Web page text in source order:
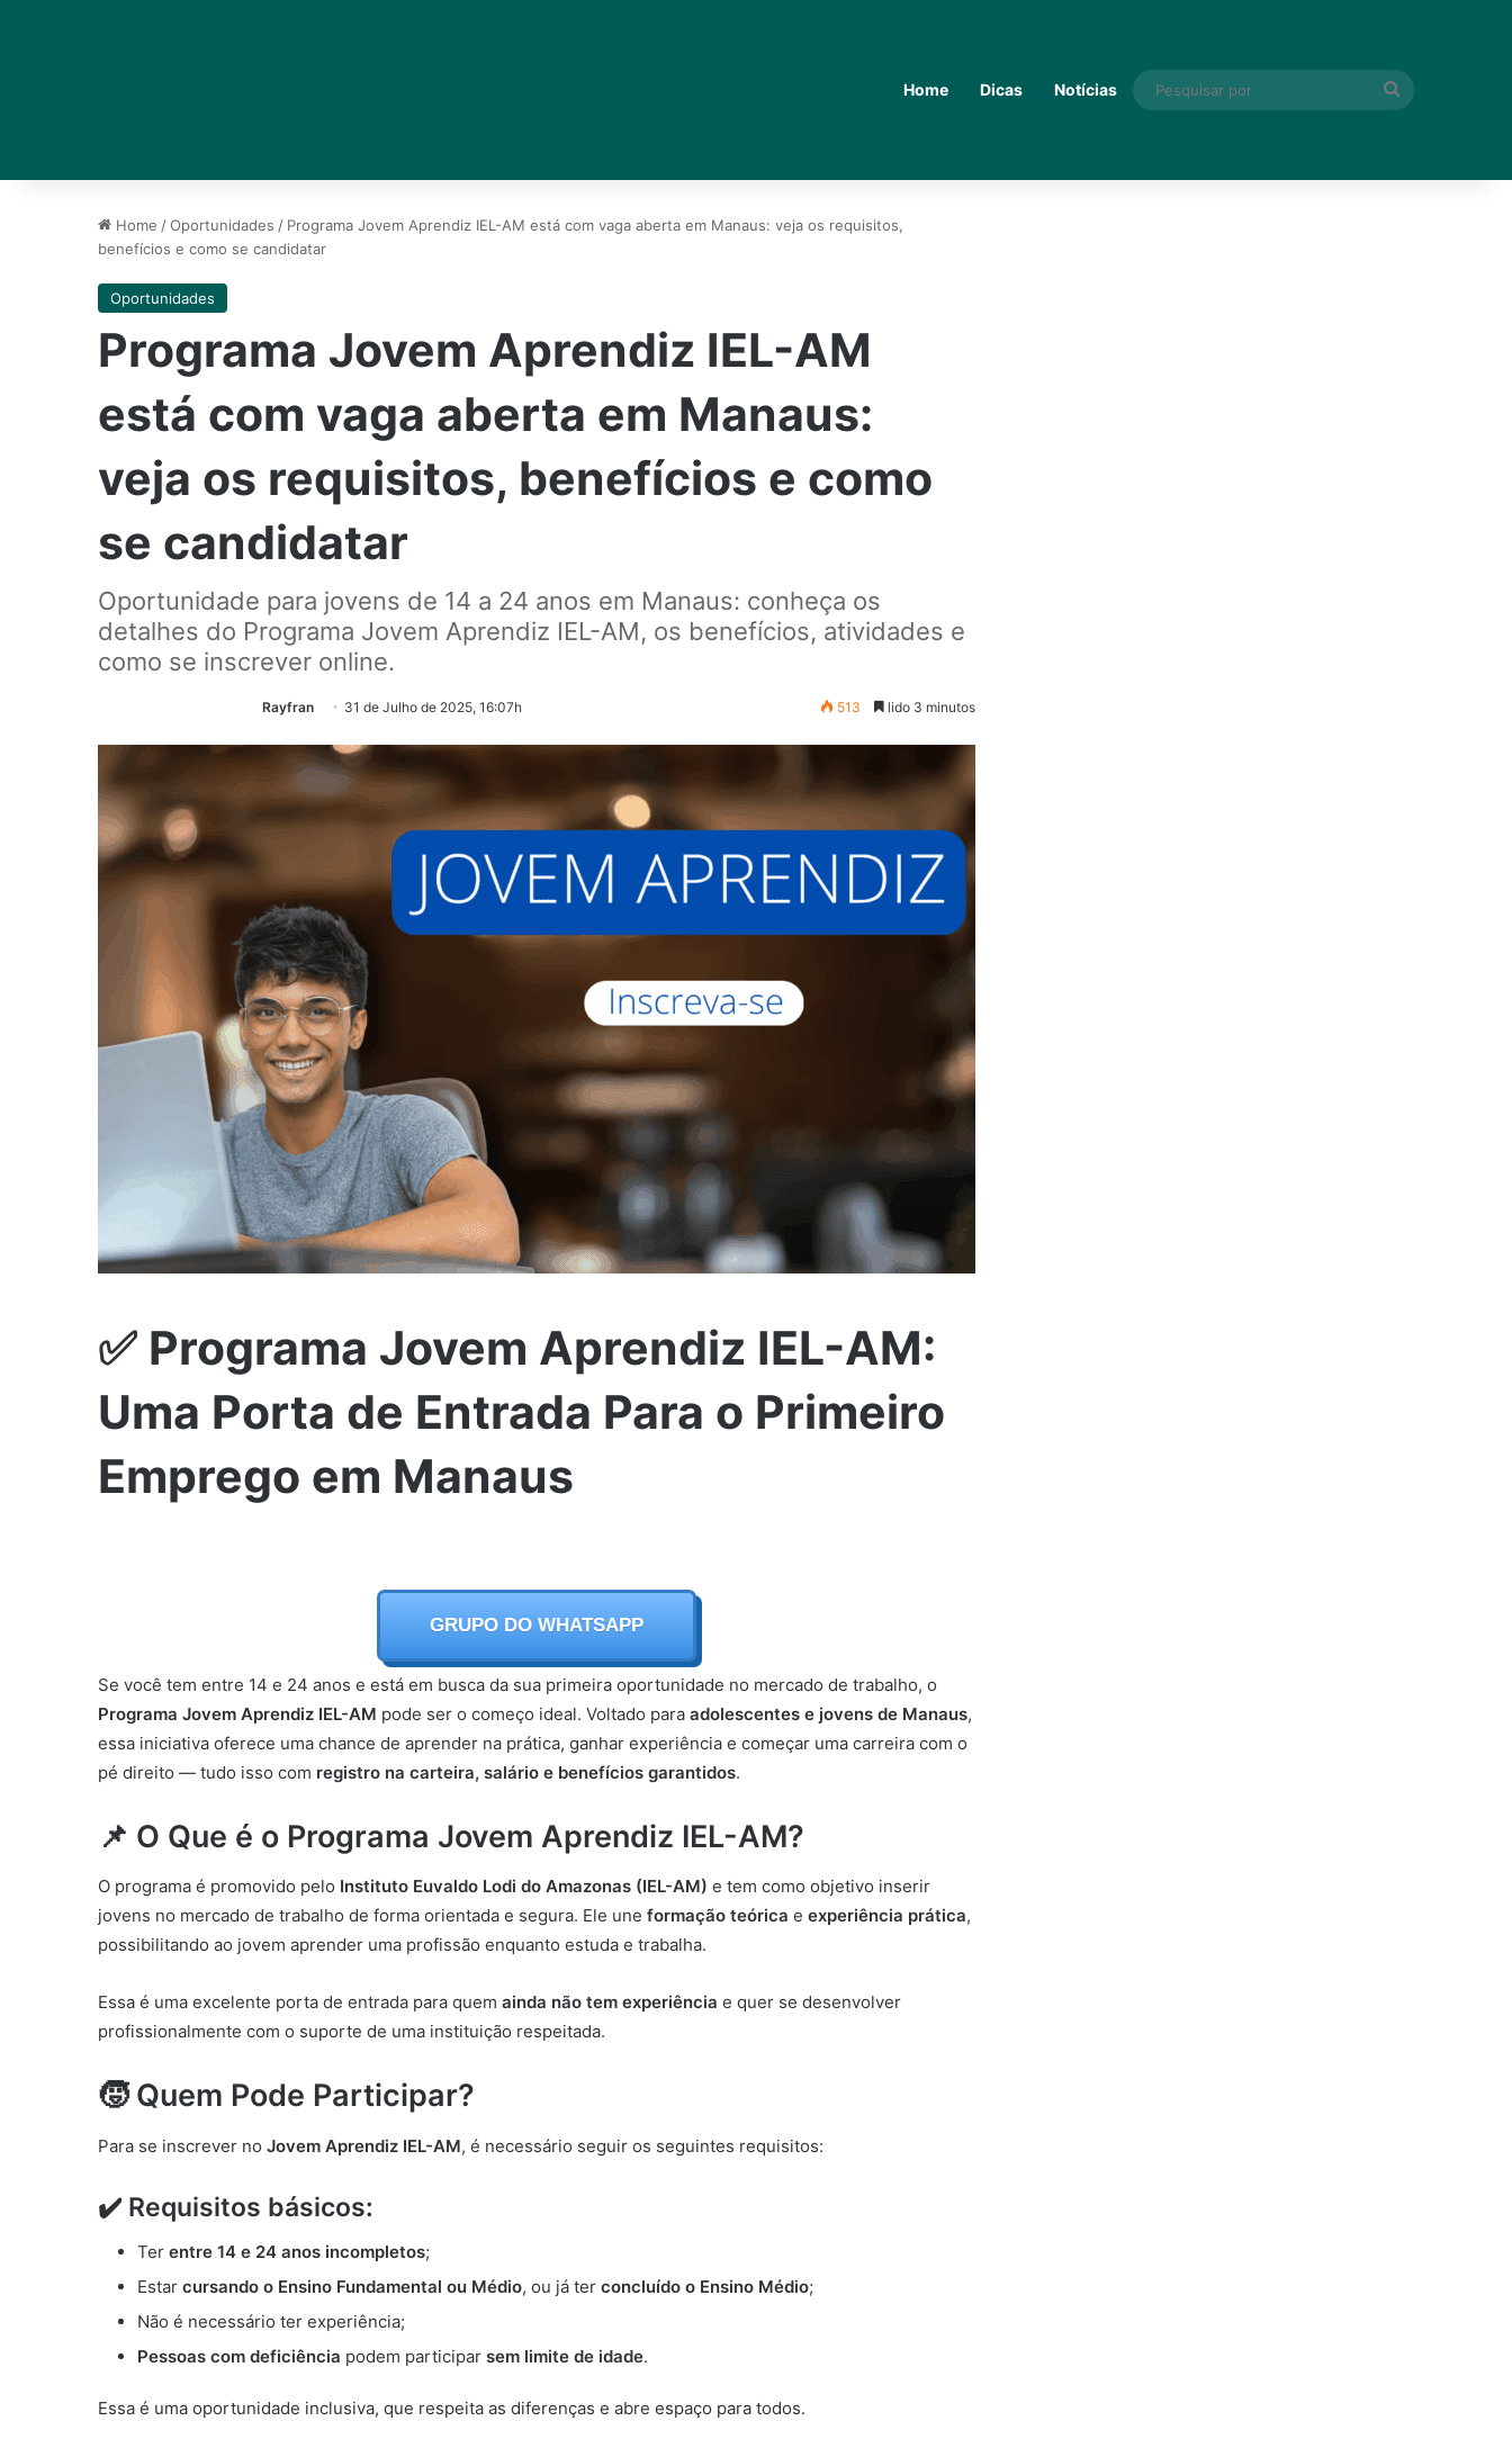
Home Dicas Notícias
Pesquisar
Home /Oportunidades / Programa Jovem Aprendiz IEL-AM está com vaga aberta em Manaus: veja os requisitos,
benefícios e como se candidatar
Oportunidades
Programa Jovem Aprendiz IEL-AM
está com vaga aberta em Manaus:
veja os requisitos, benefícios e como
se candidatar
Oportunidade para jovens de 14 a 24 anos em Manaus: conheça os
detalhes do Programa Jovem Aprendiz IEL-AM, os benefícios, atividades e
como se inscrever online.
Rayfran 31 de Julho de 2025, 16:07h 513 lido 3 minutos
✅ Programa Jovem Aprendiz IEL-AM:
Uma Porta de Entrada Para o Primeiro
Emprego em Manaus
GRUPO DO WHATSAPP
Se você tem entre 14 e 24 anos e está em busca da sua primeira oportunidade no mercado de trabalho, o
Programa Jovem Aprendiz IEL-AM pode ser o começo ideal. Voltado para adolescentes e jovens de Manaus,
essa iniciativa oferece uma chance de aprender na prática, ganhar experiência e começar uma carreira com o
pé direito — tudo isso com registro na carteira, salário e benefícios garantidos.
📌 O Que é o Programa Jovem Aprendiz IEL-AM?
O programa é promovido pelo Instituto Euvaldo Lodi do Amazonas (IEL-AM) e tem como objetivo inserir
jovens no mercado de trabalho de forma orientada e segura. Ele une formação teórica e experiência prática,
possibilitando ao jovem aprender uma profissão enquanto estuda e trabalha.
Essa é uma excelente porta de entrada para quem ainda não tem experiência e quer se desenvolver
profissionalmente com o suporte de uma instituição respeitada.
🧒 Quem Pode Participar?
Para se inscrever no Jovem Aprendiz IEL-AM, é necessário seguir os seguintes requisitos:
✔️ Requisitos básicos:
Ter entre 14 e 24 anos incompletos;
Estar cursando o Ensino Fundamental ou Médio, ou já ter concluído o Ensino Médio;
Não é necessário ter experiência;
Pessoas com deficiência podem participar sem limite de idade.
Essa é uma oportunidade inclusiva, que respeita as diferenças e abre espaço para todos.